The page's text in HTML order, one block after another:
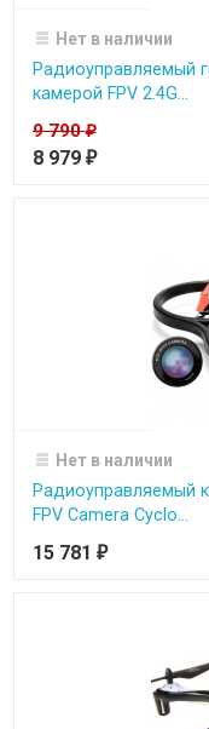
Нет в наличии
Радиоуправляемый
камерой FPV 2.4G...
9 790₽
8 979 ₽
Нет в наличии
Радиоуправляемый
FPV Camera Cyclo...
15 781 ₽